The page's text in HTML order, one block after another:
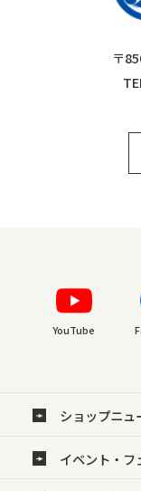
〒
YouTube
ショップニュ
イベント・フ